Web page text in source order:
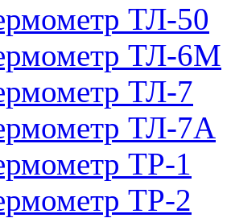
ТЛ-50
ТЛ-6М
ТЛ-7
ТЛ-7А
ТР-1
ТР-2